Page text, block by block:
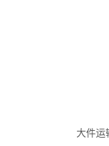
大件运